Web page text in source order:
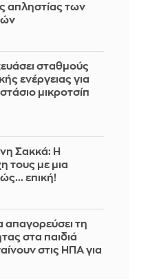
απληστίας των
σταθμούς
ενέργειας για
μικροτσίπ
Σακκά: Η
τους με μια
επική!
απαγορεύσει τη
στα παιδιά
στις ΗΠΑ για